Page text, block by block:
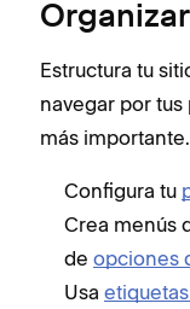
Estructura tu
navegar por
más importante.
Configura tu
Crea menús
de opciones
Usa